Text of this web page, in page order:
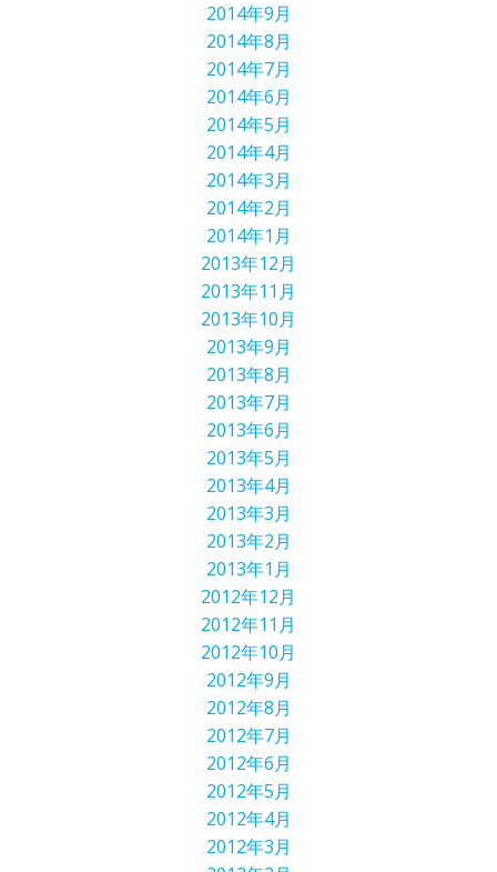
2014年9月
2014年8月
2014年7月
2014年6月
2014年5月
2014年4月
2014年3月
2014年2月
2014年1月
2013年12月
2013年11月
2013年10月
2013年9月
2013年8月
2013年7月
2013年6月
2013年5月
2013年4月
2013年3月
2013年2月
2013年1月
2012年12月
2012年11月
2012年10月
2012年9月
2012年8月
2012年7月
2012年6月
2012年5月
2012年4月
2012年3月